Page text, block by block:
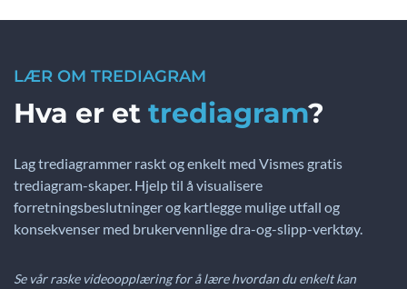
LÆR OM TREDIAGRAM
Hva er et trediagram?
Lag trediagrammer raskt og enkelt med Vismes gratis
trediagram-skaper. Hjelp til å visualisere
forretningsbeslutninger og kartlegge mulige utfall og
konsekvenser med brukervennlige dra-og-slipp-verktøy.
Se vår raske videoopplæring for å lære hvordan du enkelt kan